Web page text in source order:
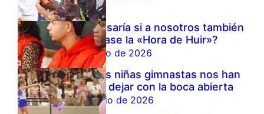
¿Qué pasaría si a nosotros también
nos llegase la «Hora de Huir»?
11 de junio de 2026
Nuestras niñas gimnastas nos han
vuelto a dejar con la boca abierta
10 de junio de 2026